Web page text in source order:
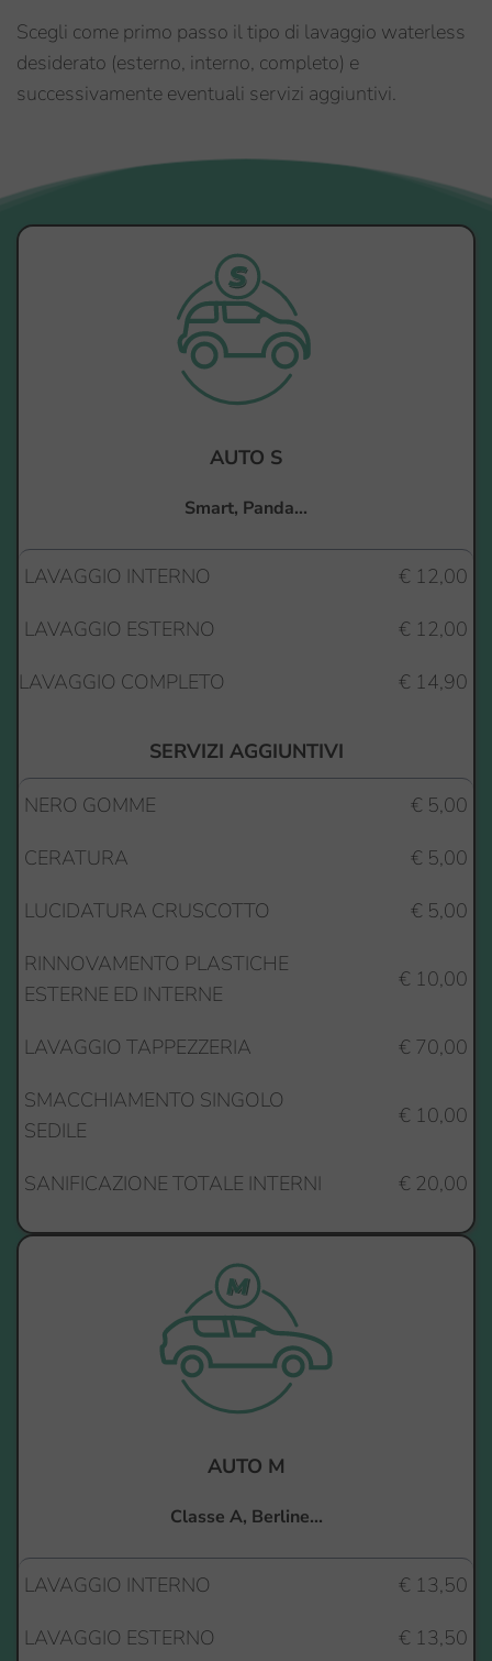
Scegli come primo passo il tipo di lavaggio waterless
desiderato (esterno, interno, completo) e
successivamente eventuali servizi aggiuntivi.
AUTO S
Smart, Panda...
LAVAGGIO INTERNO
€ 12,00
LAVAGGIO ESTERNO
€ 12,00
LAVAGGIO COMPLETO
€ 14,90
SERVIZI AGGIUNTIVI
NERO GOMME
€ 5,00
CERATURA
€ 5,00
LUCIDATURA CRUSCOTTO
€ 5,00
RINNOVAMENTO PLASTICHE
ESTERNE ED INTERNE
€ 10,00
LAVAGGIO TAPPEZZERIA
€ 70,00
SMACCHIAMENTO SINGOLO
SEDILE
€ 10,00
SANIFICAZIONE TOTALE INTERNI € 20,00
AUTO M
Classe A, Berline...
LAVAGGIO INTERNO
€ 13,50
LAVAGGIO ESTERNO
€ 13,50